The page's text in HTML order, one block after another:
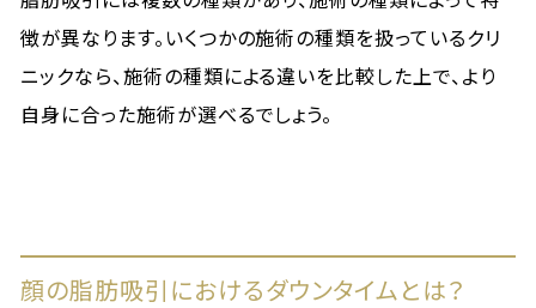
徴が異なります。いくつかの施術の種類を扱っているクリ
ニックなら、施術の種類による違いを比較した上で、より
自身に合った施術が選べるでしょう。
顔の脂肪吸引におけるダウンタイムとは？